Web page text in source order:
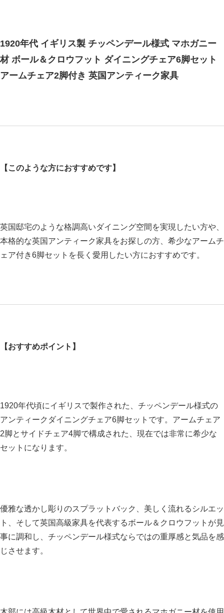
1920年代 イギリス製 チッペンデール様式 マホガニー
材 ボール＆クロウフット ダイニングチェア6脚セット
アームチェア2脚付き 英国アンティーク家具
【このような方におすすめです】
英国邸宅のような格調高いダイニング空間を実現したい方や、
本格的な英国アンティーク家具をお探しの方、希少なアームチ
ェア付き6脚セットを長く愛用したい方におすすめです。
【おすすめポイント】
1920年代頃にイギリスで製作された、チッペンデール様式の
アンティークダイニングチェア6脚セットです。アームチェア
2脚とサイドチェア4脚で構成された、現在では非常に希少な
セットになります。
優雅な透かし彫りのスプラットバック、美しく流れるシルエッ
ト、そして英国高級家具を代表するボール＆クロウフットが見
事に調和し、チッペンデール様式ならではの重厚感と気品を感
じさせます。